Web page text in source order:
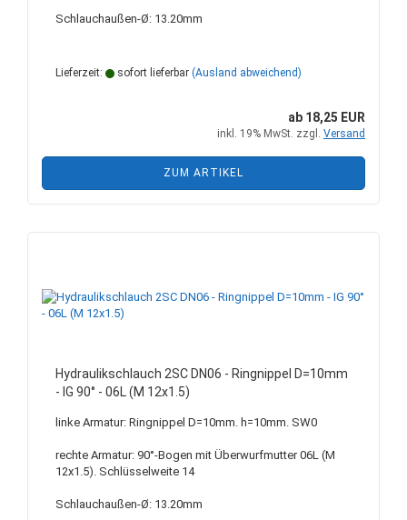
Schlauchaußen-Ø: 13.20mm
Lieferzeit: sofort lieferbar (Ausland abweichend)
ab 18,25 EUR
inkl. 19% MwSt. zzgl. Versand
ZUM ARTIKEL
Hydraulikschlauch 2SC DN06 - Ringnippel D=10mm
- IG 90° - 06L (M 12x1.5)
linke Armatur: Ringnippel D=10mm. h=10mm. SW0
rechte Armatur: 90°-Bogen mit Überwurfmutter 06L (M
12x1.5). Schlüsselweite 14
Schlauchaußen-Ø: 13.20mm